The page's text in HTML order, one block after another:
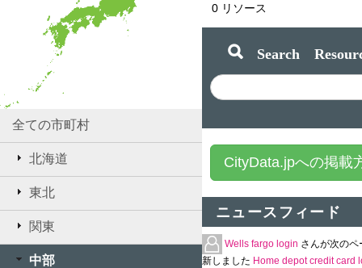
全ての市町村
北海道
東北
関東
中部
0 リソース
Search
CityData.jpへの掲載
ニュースフィード
Wells fargo login さんが次のペ
新しました Home depot credit card